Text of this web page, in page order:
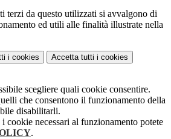
terzi da questo utilizzati si avvalgono di
ed utili alle finalità illustrate nella
i cookies Accetta tutti i cookies
scegliere quali cookie consentire.
che consentono il funzionamento della
disabilitarli.
cookie necessari al funzionamento potete
.